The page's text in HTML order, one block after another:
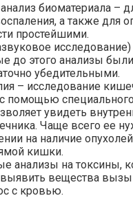
биоматериала –
а также для
простейшими.
до этого анализы
убедительными.
– исследование
помощью специального
увидеть
Чаще всего ее
на наличие
кишки.
анализы на токсины,
вещества
с кровью.